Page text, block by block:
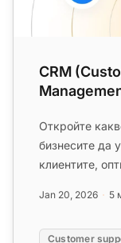
CRM
Откройте
бизнесите да
клиентите,
Jan 20, 2026 5
Customer